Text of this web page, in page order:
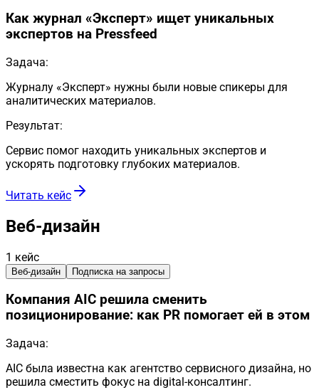
Как журнал «Эксперт» ищет уникальных
экспертов на Pressfeed
Задача:
Журналу «Эксперт» нужны были новые спикеры для
аналитических материалов.
Результат:
Сервис помог находить уникальных экспертов и
ускорять подготовку глубоких материалов.
Читать кейс
Веб-дизайн
1 кейс
Веб-дизайн Подписка на запросы
Компания AIC решила сменить
позиционирование: как PR помогает ей в этом
Задача:
AIC была известна как агентство сервисного дизайна, но
решила сместить фокус на digital-консалтинг.